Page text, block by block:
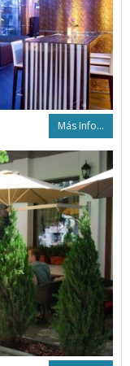
Más Info...